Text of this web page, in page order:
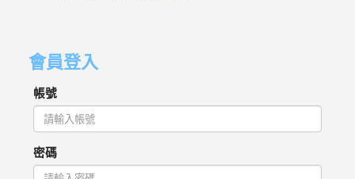
會員登入
帳號
密碼